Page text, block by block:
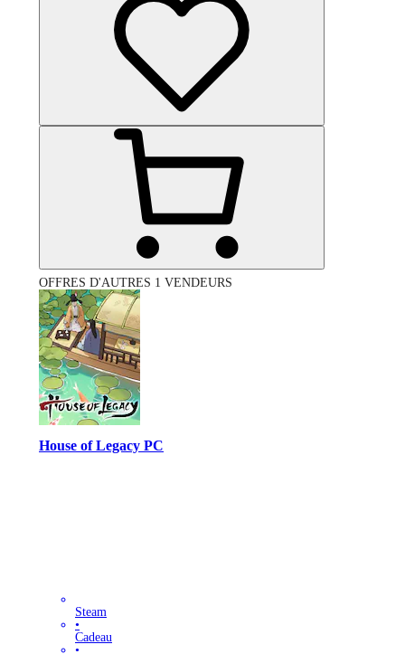
OFFRES D'AUTRES 1 VENDEURS
House of Legacy PC
Steam
•
Cadeau
•